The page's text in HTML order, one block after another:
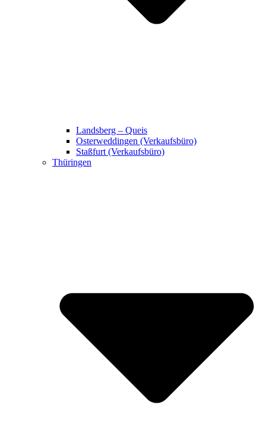
Landsberg – Queis
Osterweddingen (Verkaufsbüro)
Staßfurt (Verkaufsbüro)
Thüringen